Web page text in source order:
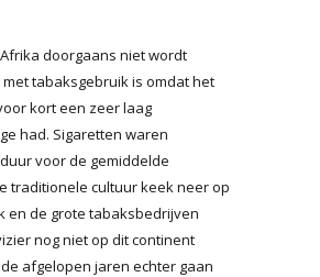
doorgaans niet wordt
tabaksgebruik is omdat het
kort een zeer laag
had. Sigaretten waren
voor de gemiddelde
traditionele cultuur keek neer op
en de grote tabaksbedrijven
nog niet op dit continent
de afgelopen jaren echter gaan